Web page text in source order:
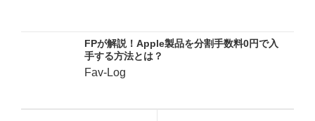
FPが解説！Apple製品を分割手数料0円で入
手する方法とは？
Fav-Log